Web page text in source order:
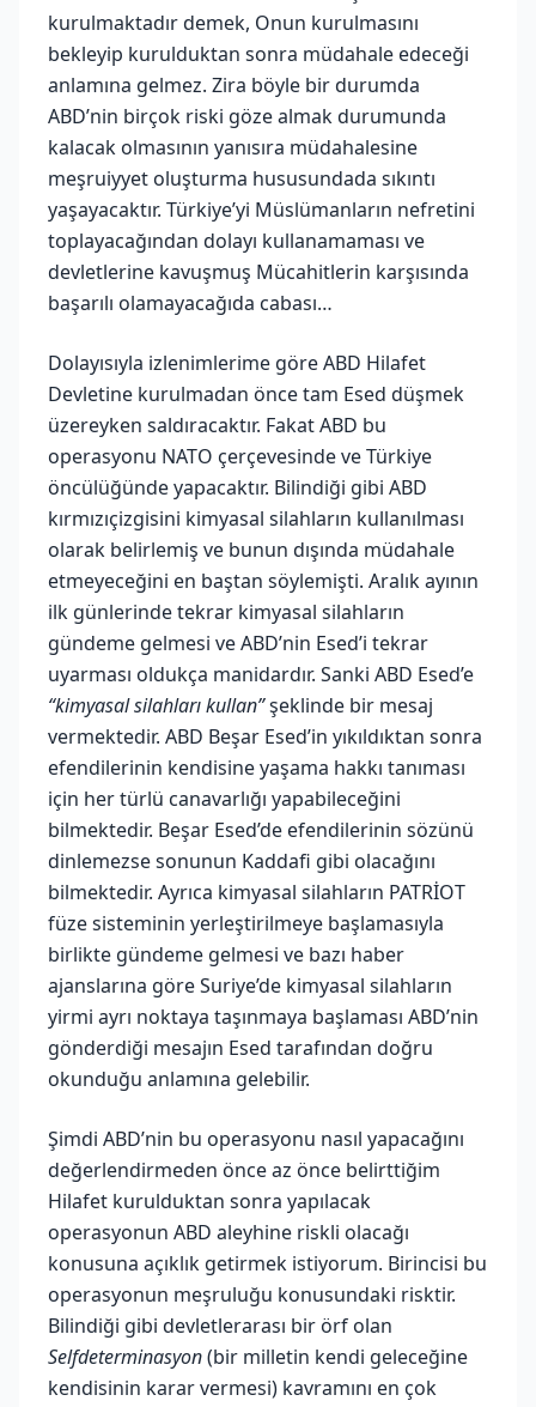
kurulmaktadır demek, Onun kurulmasını
bekleyip kurulduktan sonra müdahale edeceği
anlamına gelmez. Zira böyle bir durumda
ABD’nin birçok riski göze almak durumunda
kalacak olmasının yanısıra müdahalesine
meşruiyyet oluşturma hususundada sıkıntı
yaşayacaktır. Türkiye’yi Müslümanların nefretini
toplayacağından dolayı kullanamaması ve
devletlerine kavuşmuş Mücahitlerin karşısında
başarılı olamayacağıda cabası…
Dolayısıyla izlenimlerime göre ABD Hilafet
Devletine kurulmadan önce tam Esed düşmek
üzereyken saldıracaktır. Fakat ABD bu
operasyonu NATO çerçevesinde ve Türkiye
öncülüğünde yapacaktır. Bilindiği gibi ABD
kırmızıçizgisini kimyasal silahların kullanılması
olarak belirlemiş ve bunun dışında müdahale
etmeyeceğini en baştan söylemişti. Aralık ayının
ilk günlerinde tekrar kimyasal silahların
gündeme gelmesi ve ABD’nin Esed’i tekrar
uyarması oldukça manidardır. Sanki ABD Esed’e
“kimyasal silahları kullan”şeklinde bir mesaj
vermektedir. ABD Beşar Esed’in yıkıldıktan sonra
efendilerinin kendisine yaşama hakkı tanıması
için her türlü canavarlığı yapabileceğini
bilmektedir. Beşar Esed’de efendilerinin sözünü
dinlemezse sonunun Kaddafi gibi olacağını
bilmektedir. Ayrıca kimyasal silahların PATRİOT
füze sisteminin yerleştirilmeye başlamasıyla
birlikte gündeme gelmesi ve bazı haber
ajanslarına göre Suriye’de kimyasal silahların
yirmi ayrı noktaya taşınmaya başlaması ABD’nin
gönderdiği mesajın Esed tarafından doğru
okunduğu anlamına gelebilir.
Şimdi ABD’nin bu operasyonu nasıl yapacağını
değerlendirmeden önce az önce belirttiğim
Hilafet kurulduktan sonra yapılacak
operasyonun ABD aleyhine riskli olacağı
konusuna açıklık getirmek istiyorum. Birincisi bu
operasyonun meşruluğu konusundaki risktir.
Bilindiği gibi devletlerarası bir örf olan
Selfdeterminasyon(bir milletin kendi geleceğine
kendisinin karar vermesi) kavramını en çok